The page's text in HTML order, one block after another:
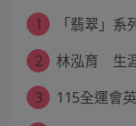
1
「翡翠」系
2
林泓育 生
3
115全運會